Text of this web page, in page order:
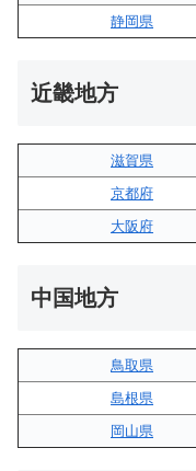
静岡県
近畿地方
滋賀県
京都府
大阪府
中国地方
鳥取県
島根県
岡山県